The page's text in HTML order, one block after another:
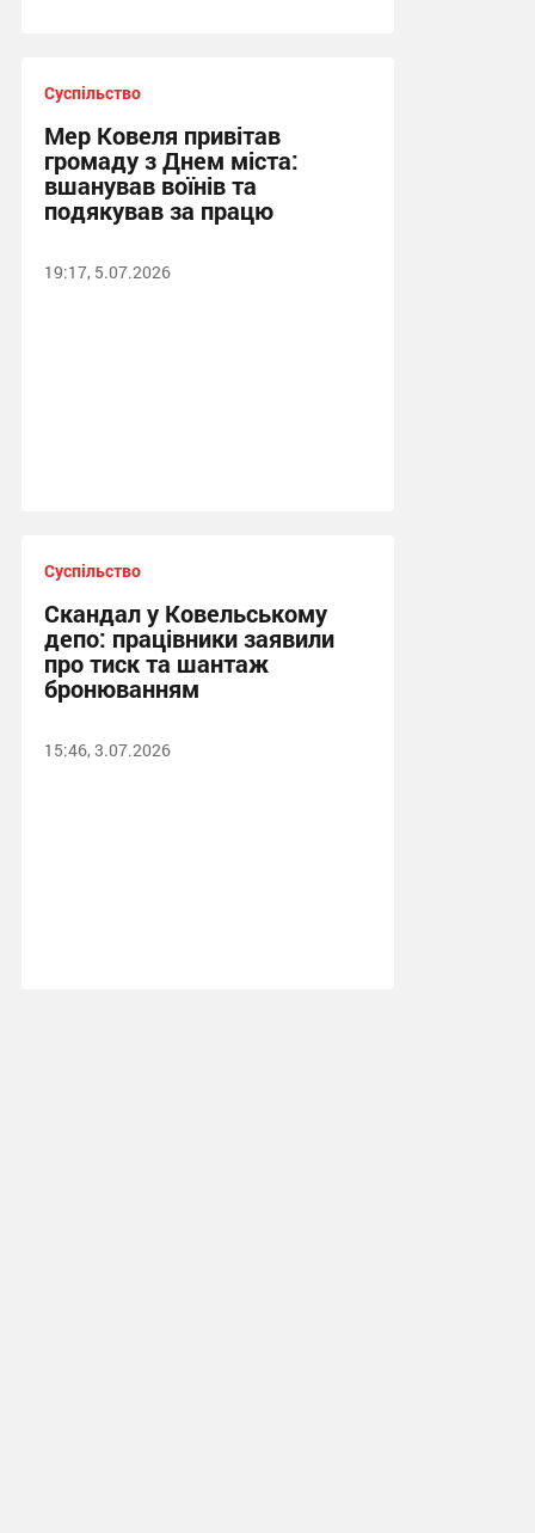
Суспільство
Мер Ковеля привітав
громаду з Днем міста:
вшанував воїнів та
подякував за працю
19:17, 5.07.2026
Суспільство
Скандал у Ковельському
депо: працівники заявили
про тиск та шантаж
бронюванням
15:46, 3.07.2026